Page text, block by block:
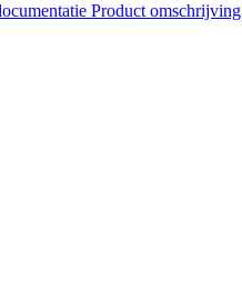
Product omschrijving